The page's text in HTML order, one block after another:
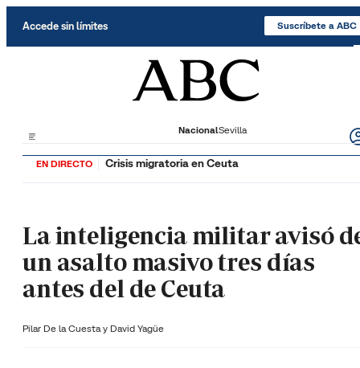
Accede sin límites Suscríbete a ABC
NacionalSevilla
EN DIRECTO Crisis migratoria en Ceuta
La inteligencia militar avisó
un asalto masivo tres días
antes del de Ceuta
Pilar De la Cuesta y David Yagüe